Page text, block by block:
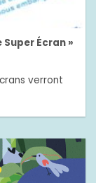
Écran »
verront